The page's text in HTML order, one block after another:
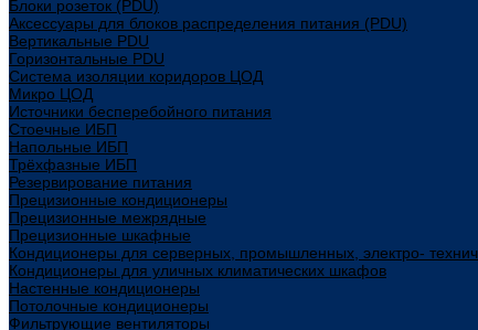
Блоки розеток (PDU)
Аксессуары для блоков распределения питания (PDU)
Вертикальные PDU
Горизонтальные PDU
Система изоляции коридоров ЦОД
Микро ЦОД
Источники бесперебойного питания
Стоечные ИБП
Напольные ИБП
Трёхфазные ИБП
Резервирование питания
Прецизионные кондиционеры
Прецизионные межрядные
Прецизионные шкафные
Кондиционеры для серверных, промышленных, электро-
Кондиционеры для уличных климатических шкафов
Настенные кондиционеры
Потолочные кондиционеры
Фильтрующие вентиляторы